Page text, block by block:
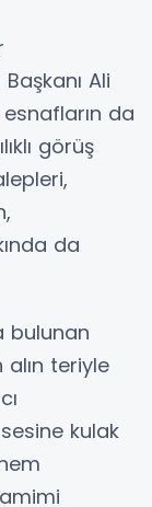
Ali
da
görüş
da
bulunan
alın teriyle
kulak